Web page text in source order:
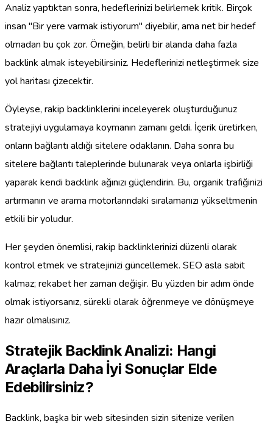
Analiz yaptıktan sonra, hedeflerinizi belirlemek kritik. Birçok
insan "Bir yere varmak istiyorum" diyebilir, ama net bir hedef
olmadan bu çok zor. Örneğin, belirli bir alanda daha fazla
backlink almak isteyebilirsiniz. Hedeflerinizi netleştirmek size
yol haritası çizecektir.
Öyleyse, rakip backlinklerini inceleyerek oluşturduğunuz
stratejiyi uygulamaya koymanın zamanı geldi. İçerik üretirken,
onların bağlantı aldığı sitelere odaklanın. Daha sonra bu
sitelere bağlantı taleplerinde bulunarak veya onlarla işbirliği
yaparak kendi backlink ağınızı güçlendirin. Bu, organik trafiğinizi
artırmanın ve arama motorlarındaki sıralamanızı yükseltmenin
etkili bir yoludur.
Her şeyden önemlisi, rakip backlinklerinizi düzenli olarak
kontrol etmek ve stratejinizi güncellemek. SEO asla sabit
kalmaz; rekabet her zaman değişir. Bu yüzden bir adım önde
olmak istiyorsanız, sürekli olarak öğrenmeye ve dönüşmeye
hazır olmalısınız.
Stratejik Backlink Analizi: Hangi
Araçlarla Daha İyi Sonuçlar Elde
Edebilirsiniz?
Backlink, başka bir web sitesinden sizin sitenize verilen